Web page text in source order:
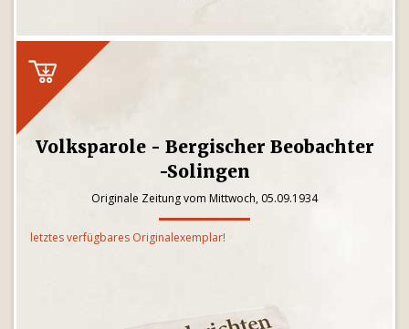
Volksparole - Bergischer Beobachter
-Solingen
Originale Zeitung vom Mittwoch, 05.09.1934
letztes verfügbares Originalexemplar!